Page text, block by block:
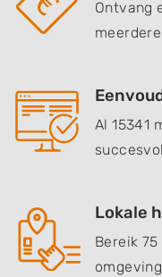
Ontvang
Al 15341
Lokale
Bereik